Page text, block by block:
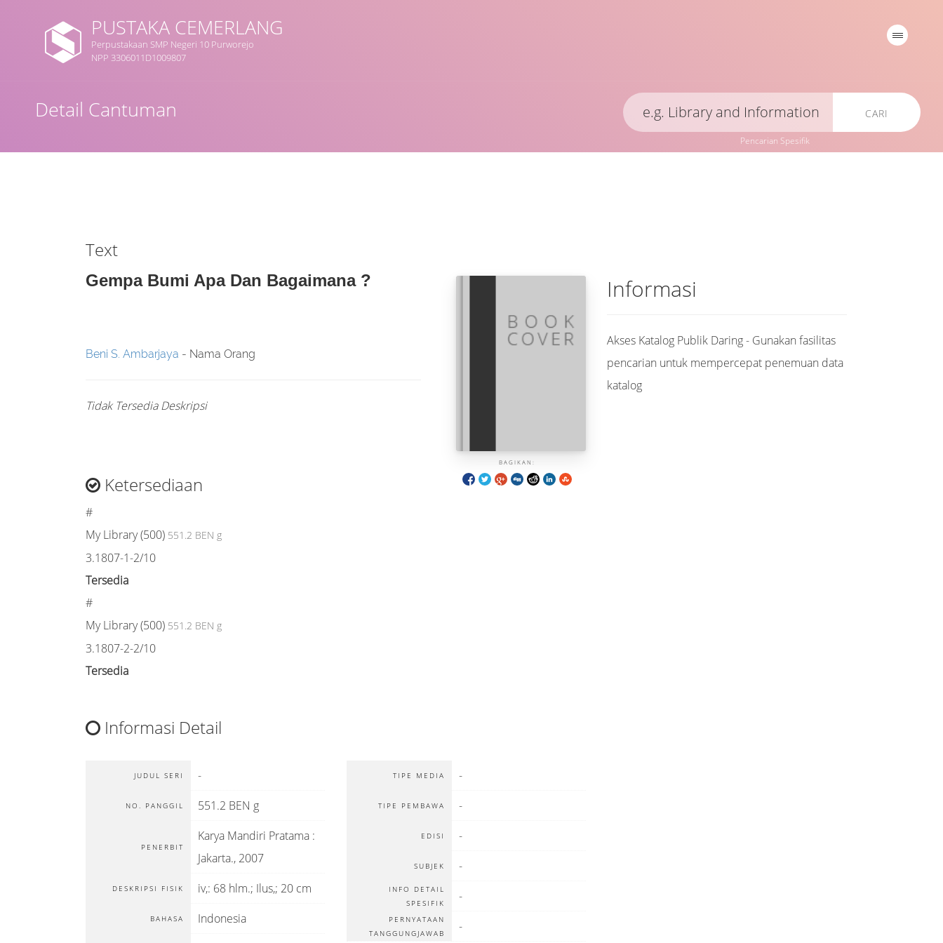
PUSTAKA CEMERLANG
Perpustakaan SMP Negeri 10 Purworejo
NPP 3306011D1009807
Detail Cantuman CARI
Pencarian Spesifik
Text
Gempa Bumi Apa Dan Bagaimana ?
BAGIKAN:
Beni S. Ambarjaya - Nama Orang
Tidak Tersedia Deskripsi
Ketersediaan
#
My Library (500) 551.2 BEN g
3.1807-1-2/10
Tersedia
#
My Library (500) 551.2 BEN g
3.1807-2-2/10
Tersedia
Informasi Detail
JUDUL SERI -
NO. PANGGIL 551.2 BEN g
PENERBIT
Karya Mandiri Pratama :
Jakarta., 2007
DESKRIPSI FISIK iv,: 68 hlm.; Ilus,; 20 cm
BAHASA
Indonesia
TIPE MEDIA -
TIPE PEMBAWA -
EDISI -
SUBJEK -
INFO DETAIL
SPESIFIK
-
PERNYATAAN
TANGGUNGJAWAB
-
Informasi
Akses Katalog Publik Daring - Gunakan fasilitas
pencarian untuk mempercepat penemuan data
katalog
Cari